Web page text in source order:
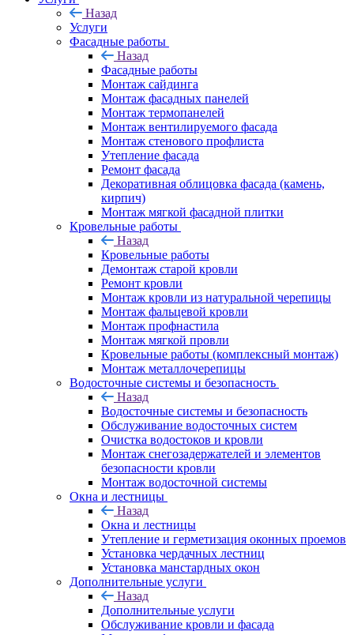
Назад
Услуги
Фасадные работы
Назад
Фасадные работы
Монтаж сайдинга
Монтаж фасадных панелей
Монтаж термопанелей
Монтаж вентилируемого фасада
Монтаж стенового профлиста
Утепление фасада
Ремонт фасада
Декоративная облицовка фасада (камень,
кирпич)
Монтаж мягкой фасадной плитки
Кровельные работы
Назад
Кровельные работы
Демонтаж старой кровли
Ремонт кровли
Монтаж кровли из натуральной черепицы
Монтаж фальцевой кровли
Монтаж профнастила
Монтаж мягкой провли
Кровельные работы (комплексный монтаж)
Монтаж металлочерепицы
Водосточные системы и безопасность
Назад
Водосточные системы и безопасность
Обслуживание водосточных систем
Очистка водостоков и кровли
Монтаж снегозадержателей и элементов
безопасности кровли
Монтаж водосточной системы
Окна и лестницы
Назад
Окна и лестницы
Утепление и герметизация оконных проемов
Установка чердачных лестниц
Установка манстардных окон
Дополнительные услуги
Назад
Дополнительные услуги
Обслуживание кровли и фасада